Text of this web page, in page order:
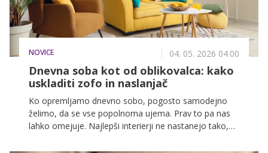
NOVICE 04. 05. 2026 04.00
Dnevna soba kot od oblikovalca: kako
uskladiti zofo in naslanjač
Ko opremljamo dnevno sobo, pogosto samodejno
želimo, da se vse popolnoma ujema. Prav to pa nas
lahko omejuje. Najlepši interierji ne nastanejo tako,
upate združiti različne kose, ki so drugačni, a skupaj